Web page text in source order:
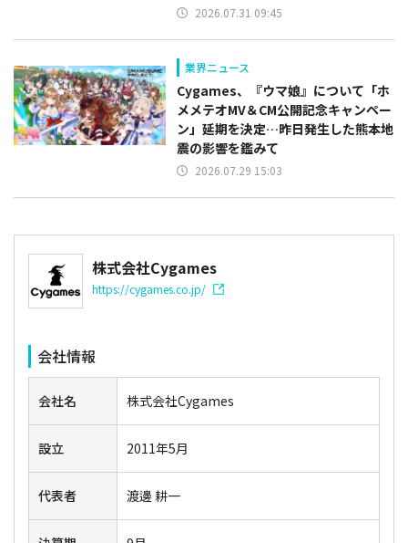
2026.07.31 09:45
業界ニュース
Cygames、『ウマ娘』について「ホ
メメテオMV＆CM公開記念キャンペー
ン」延期を決定…昨日発生した熊本地
震の影響を鑑みて
2026.07.29 15:03
株式会社Cygames
https://cygames.co.jp/
会社情報
会社名 株式会社Cygames
設立 2011年5月
代表者 渡邊 耕一